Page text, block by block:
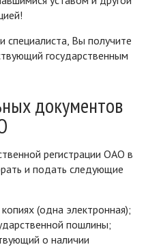
специалиста, Вы получите
государственным
документов
регистрации ОАО в
и подать следующие
(одна электронная);
пошлины;
о наличии